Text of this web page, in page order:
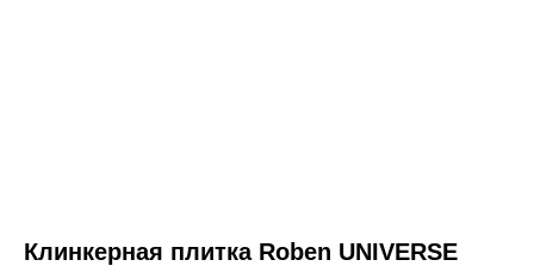
Клинкерная плитка Roben UNIVERSE